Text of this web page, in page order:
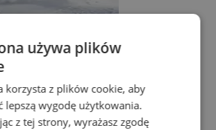
Mosty u Jablunkova
używa plików
korzysta z plików cookie, aby
lepszą wygodę użytkowania.
z tej strony, wyrażasz zgodę